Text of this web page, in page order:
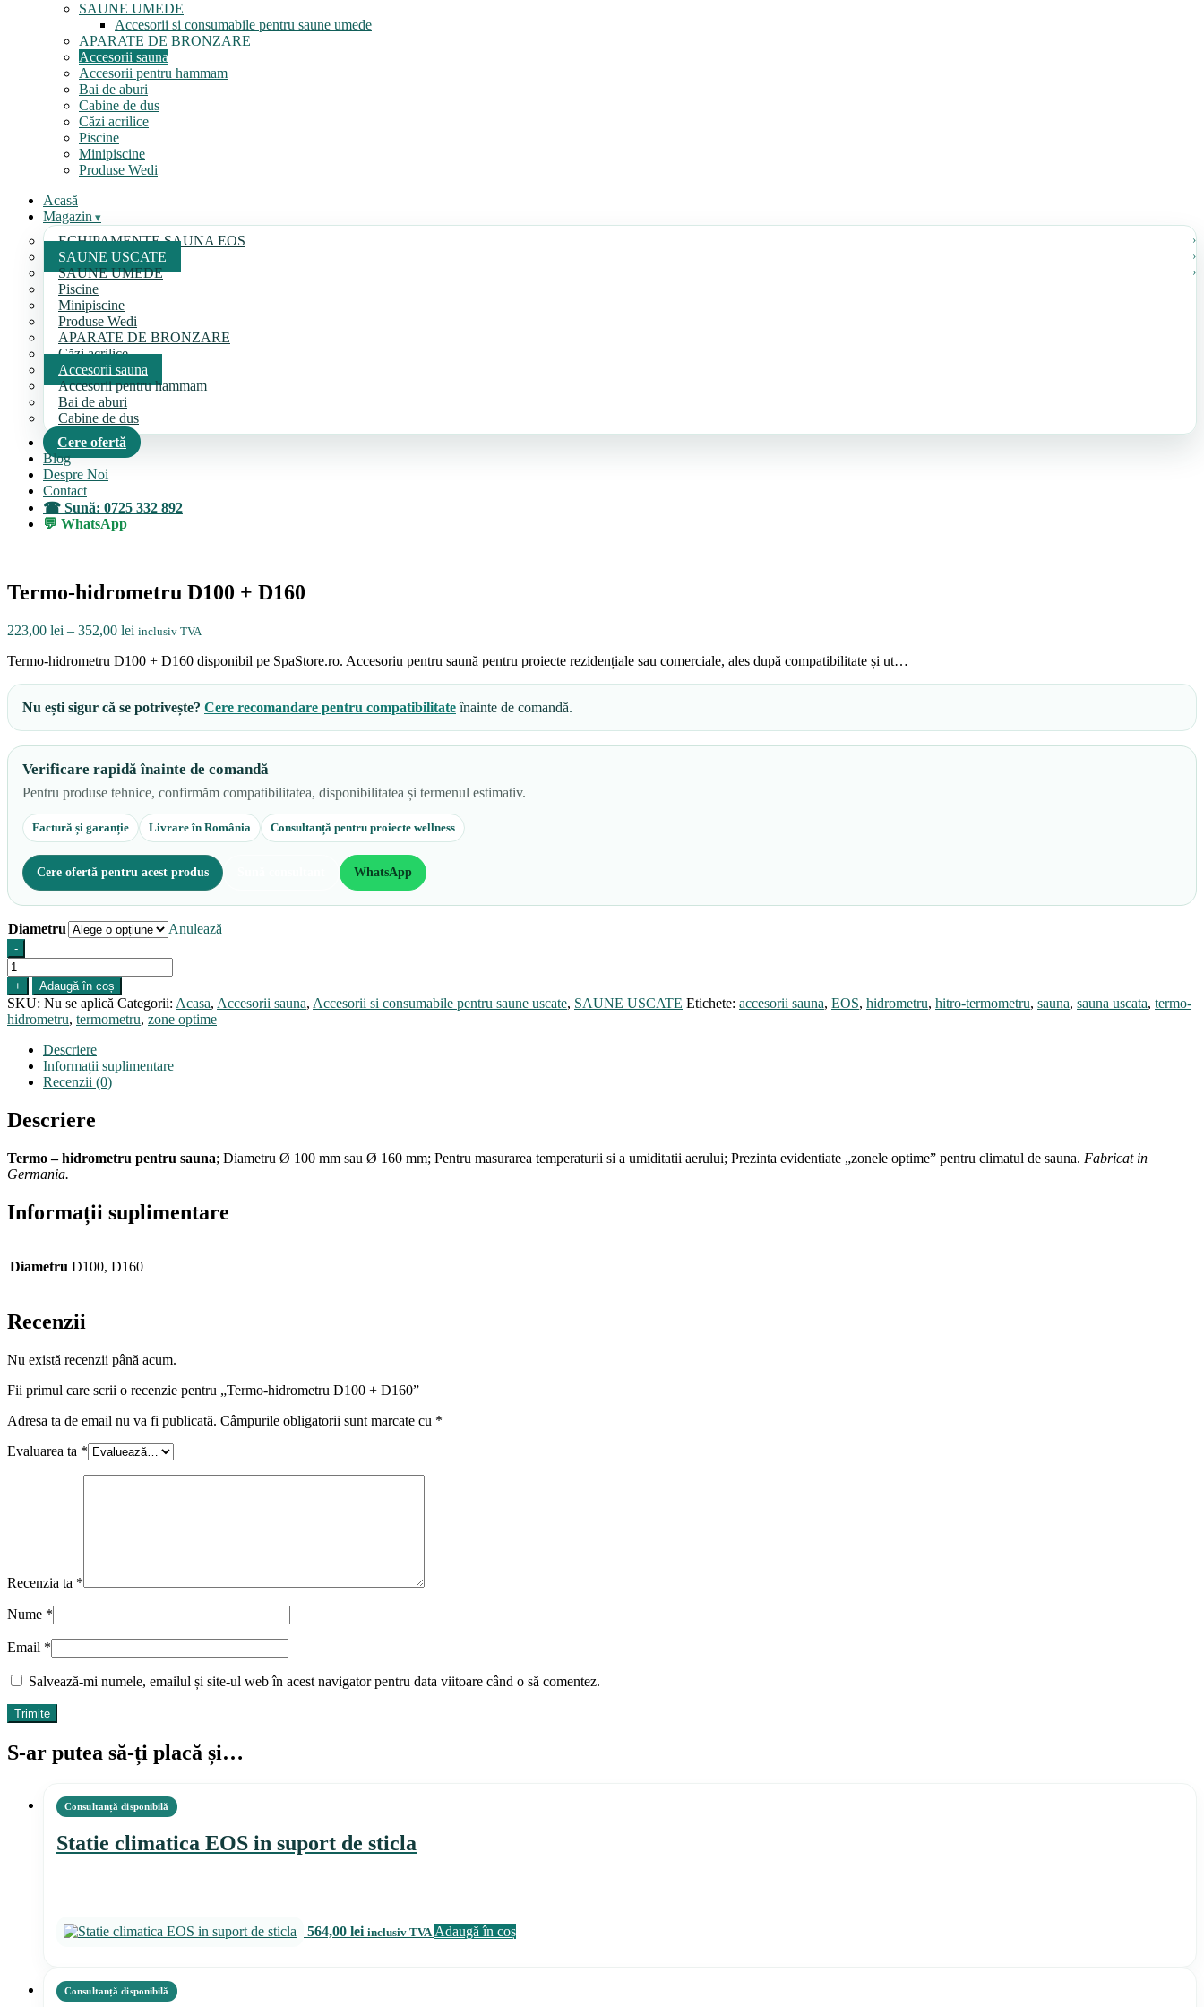
SAUNE UMEDE
Accesorii si consumabile pentru saune umede
APARATE DE BRONZARE
Accesorii sauna
Accesorii pentru hammam
Bai de aburi
Cabine de dus
Căzi acrilice
Piscine
Minipiscine
Produse Wedi
Acasă
Magazin
ECHIPAMENTE SAUNA EOS
SAUNE USCATE
SAUNE UMEDE
Piscine
Minipiscine
Produse Wedi
APARATE DE BRONZARE
Căzi acrilice
Accesorii sauna
Accesorii pentru hammam
Bai de aburi
Cabine de dus
Cere ofertă
Blog
Despre Noi
Contact
Sună: 0725 332 892
WhatsApp
Termo-hidrometru D100 + D160
223,00 lei – 352,00 lei Interval
prețuri:
la
inclusiv TVA
Termo-hidrometru D100 + D160 disponibil pe SpaStore.ro. Accesoriu pentru saună pentru proiecte rezidențiale sau comerciale, ales după compatibilitate și ut…
Nu ești sigur că se potrivește? Cere recomandare pentru compatibilitateînainte de comandă.
Verificare rapidă înainte de comandă
Pentru produse tehnice, confirmăm compatibilitatea, disponibilitatea și termenul estimativ.
Factură și garanție Livrare în România Consultanță pentru proiecte wellness
Cere ofertă pentru acest produs WhatsApp
Diametru Anulează
-
Cantitate
Termo-
hidrometru
D100
+
D160
+ Adaugă în coș
SKU: Nu se aplică Categorii: Acasa, Accesorii sauna, Accesorii si consumabile pentru saune uscate, SAUNE USCATE Etichete: accesorii sauna, EOS, hidrometru, hitro-termometru, sauna, sauna uscata, termo-
hidrometru, termometru, zone optime
Descriere
Informații suplimentare
Recenzii (0)
Descriere
Termo – hidrometru pentru sauna; Diametru Ø 100 mm sau Ø 160 mm; Pentru masurarea temperaturii si a umiditatii aerului; Prezinta evidentiate „zonele optime” pentru climatul de sauna. Fabricat in
Germania.
Informații suplimentare
Diametru D100, D160
Recenzii
Nu există recenzii până acum.
Fii primul care scrii o recenzie pentru „Termo-hidrometru D100 + D160”
Adresa ta de email nu va fi publicată. Câmpurile obligatorii sunt marcate cu *
Evaluarea ta *
Recenzia ta *
Nume *
Email *
Salvează-mi numele, emailul și site-ul web în acest navigator pentru data viitoare când o să comentez.
S-ar putea să-ți placă și…
Statie climatica EOS in suport de sticla
564,00 lei inclusiv TVA Adaugă în coș